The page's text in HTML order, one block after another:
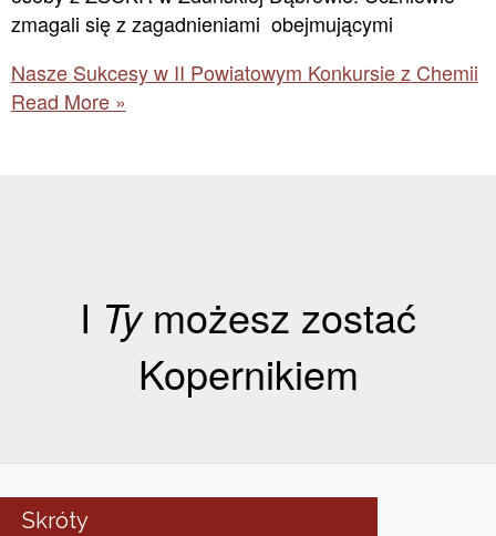
zmagali się z zagadnieniami obejmującymi
Nasze Sukcesy w II Powiatowym Konkursie z Chemii
Read More »
I Tymożesz zostać
Kopernikiem
Skróty